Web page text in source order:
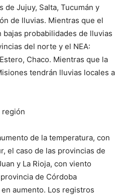
de Jujuy, Salta, Tucumán y
de lluvias. Mientras que el
probabilidades de lluvias
del norte y el NEA:
Chaco. Mientras que la
tendrán lluvias locales a
región
de la temperatura, con
el caso de las provincias de
y La Rioja, con viento
de Córdoba
aumento. Los registros